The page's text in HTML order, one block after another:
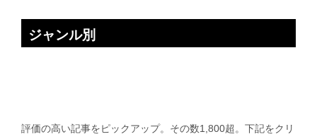
ジャンル別
評価の高い記事をピックアップ。その数1,800超。下記をクリ